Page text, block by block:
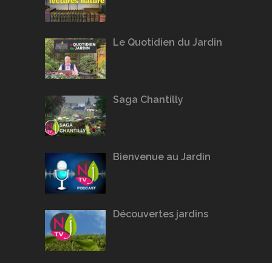
Le Quotidien du Jardin
Saga Chantilly
Bienvenue au Jardin
Découvertes jardins